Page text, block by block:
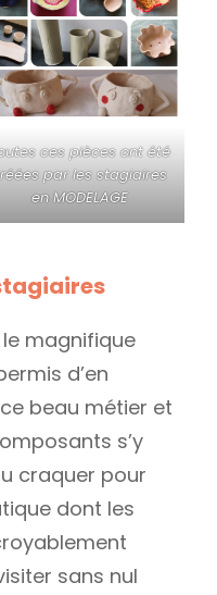
ces pièces ont été
par les stagiaires
en MODELAGE
magnifique
d’en
beau métier et
s’y
craquer pour
dont les
sans nul